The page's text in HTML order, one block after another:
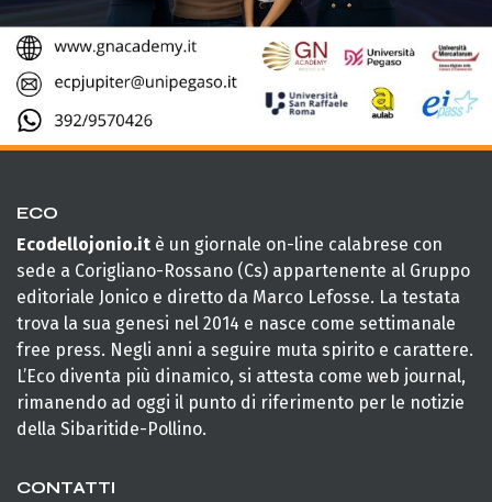
ECO
Ecodellojonio.it è un giornale on-line calabrese con
sede a Corigliano-Rossano (Cs) appartenente al Gruppo
editoriale Jonico e diretto da Marco Lefosse. La testata
trova la sua genesi nel 2014 e nasce come settimanale
free press. Negli anni a seguire muta spirito e carattere.
L’Eco diventa più dinamico, si attesta come web journal,
rimanendo ad oggi il punto di riferimento per le notizie
della Sibaritide-Pollino.
CONTATTI